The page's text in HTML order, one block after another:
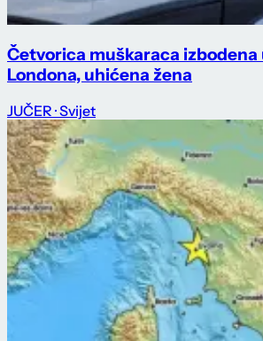
Četvorica muškaraca izbodena
Londona, uhićena žena
JUČER · Svijet